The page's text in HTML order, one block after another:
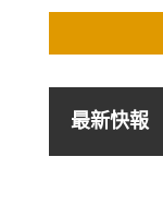
最新快報